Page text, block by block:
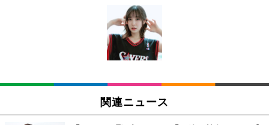
[EdoErgo] オフィスチェア 椅子 テレワーク 疲れな
い 跳ね上げ式アームレスト コンパクト 約105度ロッ
キング pc 事務椅子 360度回転 座面昇降 強化ナイロ
ン樹脂ベース 通気性メッシュ 在宅ワーク H-WY01
(黒網+黒枠+黒足)
SIHOO B100 オフィスチェア／デスクチェア メッシ
ュチェア 人間工学 疲れない ブラック
￥27,999
EIZO ビジネス向けプレミアムモニター | FlexScan
EV3240X-WT | 31.5型4K UHD・USB Type-C・ホワ
￥105,595
EIZO ビジネス向けプレミアムモニター | FlexScan
￥109,572
Amazonベーシック ペットシーツ 薄型 レギュラー 1
回使い捨て 無香料 ホワイト 300枚
Amazonベーシック ペットシーツ 厚型 ワイド 42枚
x2袋(84枚) ホワイト(吸収面:ライトブルー)
￥3,234
関連ニュース